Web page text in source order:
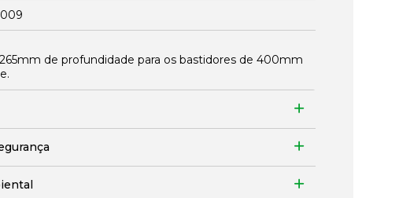
de profundidade para os bastidores de 400mm